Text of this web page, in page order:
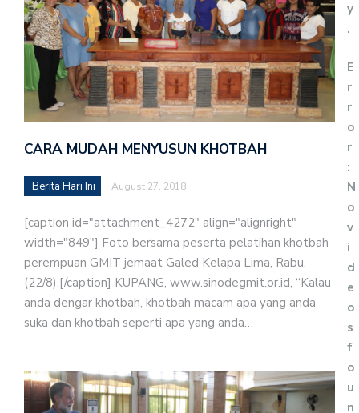
CARA MUDAH MENYUSUN KHOTBAH
Berita Hari Ini August 27, 2018
[caption id="attachment_4272" align="alignright"
width="849"] Foto bersama peserta pelatihan khotbah
perempuan GMIT jemaat Galed Kelapa Lima, Rabu,
(22/8).[/caption] KUPANG, www.sinodegmit.or.id, “Kalau
anda dengar khotbah, khotbah macam apa yang anda
suka dan khotbah seperti apa yang anda…
y
.
E
r
r
o
r
:
N
o
v
i
d
e
o
s
f
o
u
n